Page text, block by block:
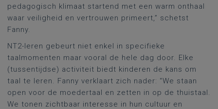
pedagogisch klimaat startend met een warm onthaal
waar veiligheid en vertrouwen primeert,” schetst
Fanny.
NT2-leren gebeurt niet enkel in specifieke
taalmomenten maar vooral de hele dag door. Elke
(tussentijdse) activiteit biedt kinderen de kans om
taal te leren. Fanny verklaart zich nader: “We staan
open voor de moedertaal en zetten in op de thuistaal.
We tonen zichtbaar interesse in hun cultuur en